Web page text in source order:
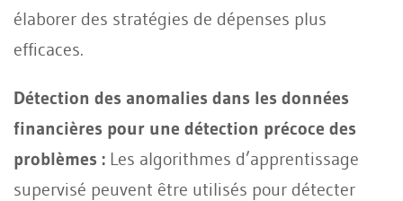
élaborer des stratégies de dépenses plus
efficaces.
Détection des anomalies dans les données
financières pour une détection précoce des
problèmes : Les algorithmes d’apprentissage
supervisé peuvent être utilisés pour détecter